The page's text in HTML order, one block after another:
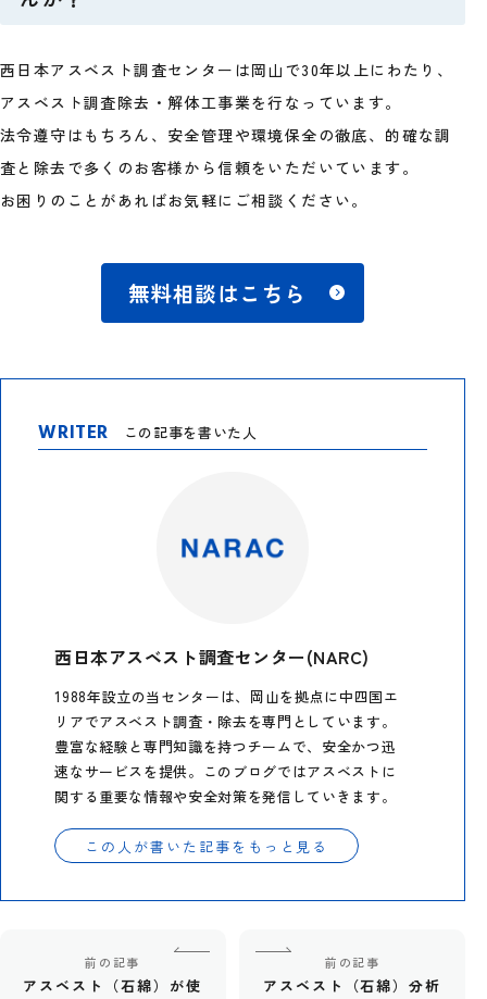
西日本アスベスト調査センターは岡山で30年以上にわたり、
アスベスト調査除去・解体工事業を行なっています。
法令遵守はもちろん、安全管理や環境保全の徹底、的確な調
査と除去で多くのお客様から信頼をいただいています。
お困りのことがあればお気軽にご相談ください。
無料相談はこちら
WRITER この記事を書いた人
西日本アスベスト調査センター(NARC)
1988年設立の当センターは、岡山を拠点に中四国エ
リアでアスベスト調査・除去を専門としています。
豊富な経験と専門知識を持つチームで、安全かつ迅
速なサービスを提供。このブログではアスベストに
関する重要な情報や安全対策を発信していきます。
この人が書いた記事をもっと見る
前の記事
アスベスト（石綿）が使
前の記事
アスベスト（石綿）分析